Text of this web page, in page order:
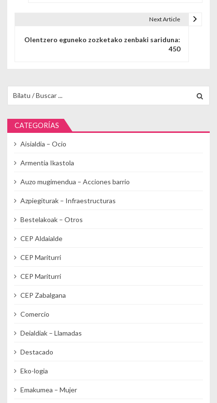
Next Article
Olentzero eguneko zozketako zenbaki sariduna:
450
CATEGORÍAS
Aisialdia – Ocio
Armentia Ikastola
Auzo mugimendua – Acciones barrio
Azpiegiturak – Infraestructuras
Bestelakoak – Otros
CEP Aldaialde
CEP Mariturri
CEP Mariturri
CEP Zabalgana
Comercio
Deialdiak – Llamadas
Destacado
Eko-logia
Emakumea – Mujer